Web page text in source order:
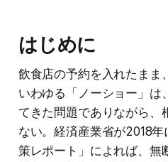
はじめに
飲食店の予約を入れたまま
いわゆる「ノーショー」は
てきた問題でありながら、
ない。経済産業省が2018
策レポート」によれば、無